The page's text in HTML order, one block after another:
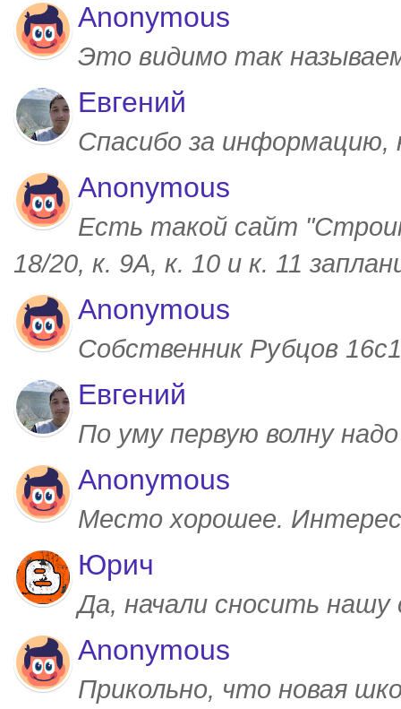
Anonymous
Это видимо так
Евгений
Спасибо за
Anonymous
Есть такой сайт
18/20, к. 9А, к. 10 и к. 11
Anonymous
Собственник Рубцов
Евгений
По уму первую волну
Anonymous
Место хорошее.
Юрич
Да, начали сносить
Anonymous
Прикольно, что новая